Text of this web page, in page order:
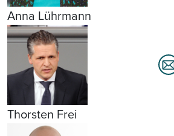
Anna Lührmann
Thorsten Frei